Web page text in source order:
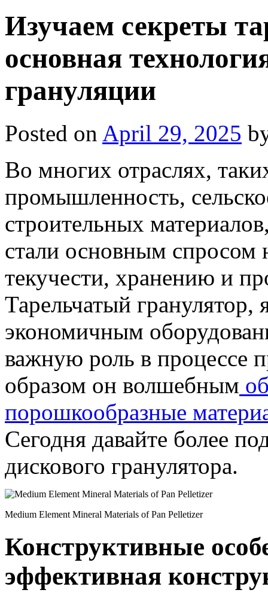
Изучаем секреты
основная
грануляции
Posted on April 29, 2025
Во многих отраслях,
промышленность,
строительных
стали основным спросом
текучести, хранению и
Тарельчатый
экономичным
важную роль в процессе
образом он волшебным
порошкообразные
Сегодня давайте более
дискового гранулятора.
Medium Element Mineral Materials of Pan Pelletizer
Конструктивные
эффективная